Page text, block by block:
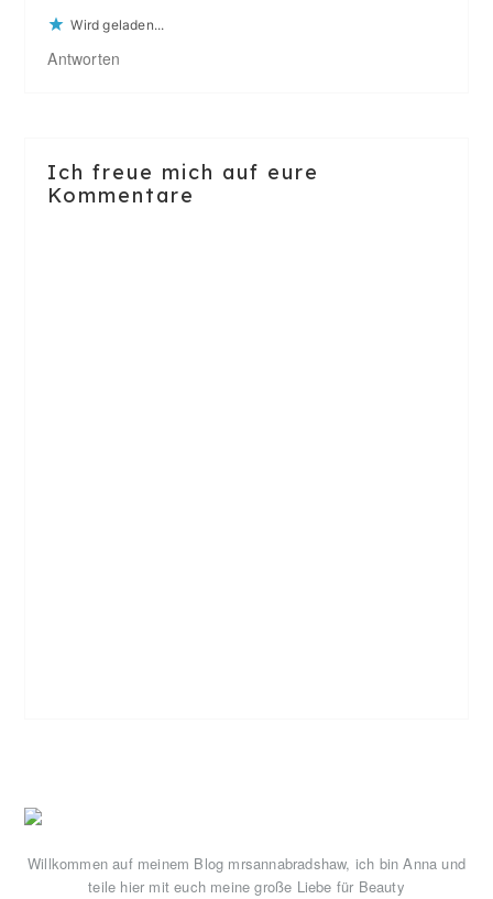
Wird geladen...
Antworten
Ich freue mich auf eure
Kommentare
Primary
Sidebar
Willkommen auf meinem Blog mrsannabradshaw, ich bin Anna und
teile hier mit euch meine große Liebe für Beauty